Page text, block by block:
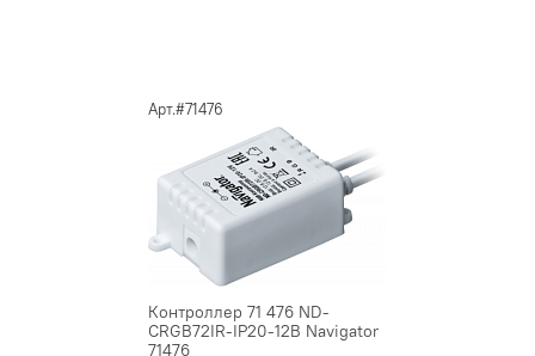
Арт.#71476
Контроллер 71 476 ND-
CRGB72IR-IP20-12В Navigator
71476